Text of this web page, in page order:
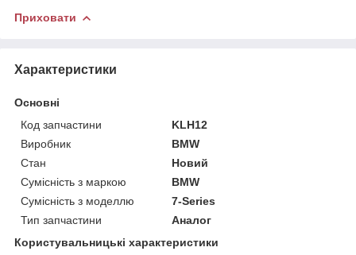
Приховати
Характеристики
Основні
Код запчастини
KLH12
Виробник
BMW
Стан
Новий
Сумісність з маркою
BMW
Сумісність з моделлю
7-Series
Тип запчастини
Аналог
Користувальницькі характеристики